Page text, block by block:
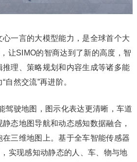
一言的大模型能力，是全球首个大
让SIMO的智商达到了新的高度，智
理、策略规划和内容生成等诸多能
自然交流”再进阶。
驾驶地图，图示化表达更清晰，车道
态地图导航和动态感知数据融合，
三维地图上。基于全车智能传感器
实现感知动静态的人、车、物与地